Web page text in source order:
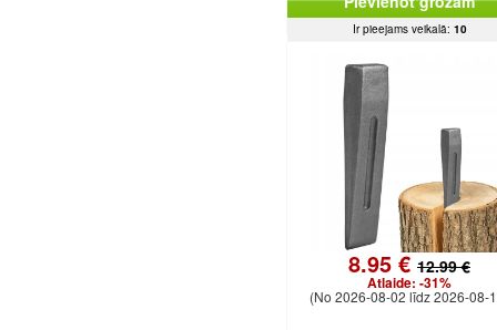
Ir pieejams veikalā: 10
8.95 €12.99 €
Atlaide: -31%
(No 2026-08-02 līdz 2026-08-